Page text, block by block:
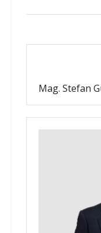
Mag. Stefan